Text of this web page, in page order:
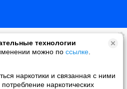
технологии
можно по ссылке
наркотики и связанная с ними
наркотических
традиционного рукоделия